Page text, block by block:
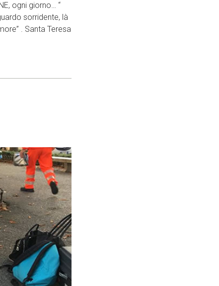
ogni giorno… “
sorridente, là
. Santa Teresa